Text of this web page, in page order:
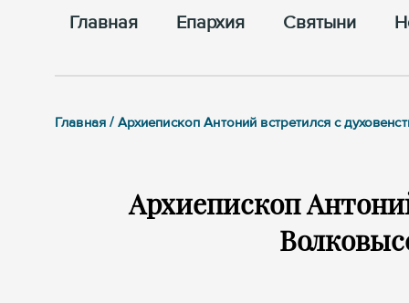
Главная Епархия Cвятыни
Главная / Архиепископ Антоний встретился с
Архиепископ